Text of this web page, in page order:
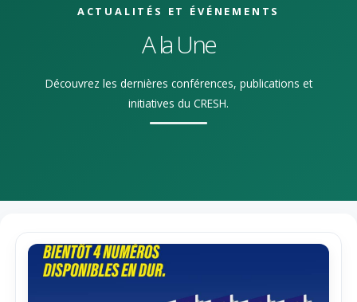
ACTUALITÉS ET ÉVÉNEMENTS
A la Une
Découvrez les dernières conférences, publications et
initiatives du CRESH.